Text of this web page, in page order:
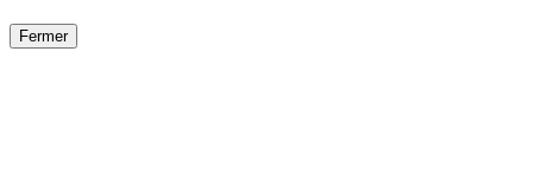
Fermer